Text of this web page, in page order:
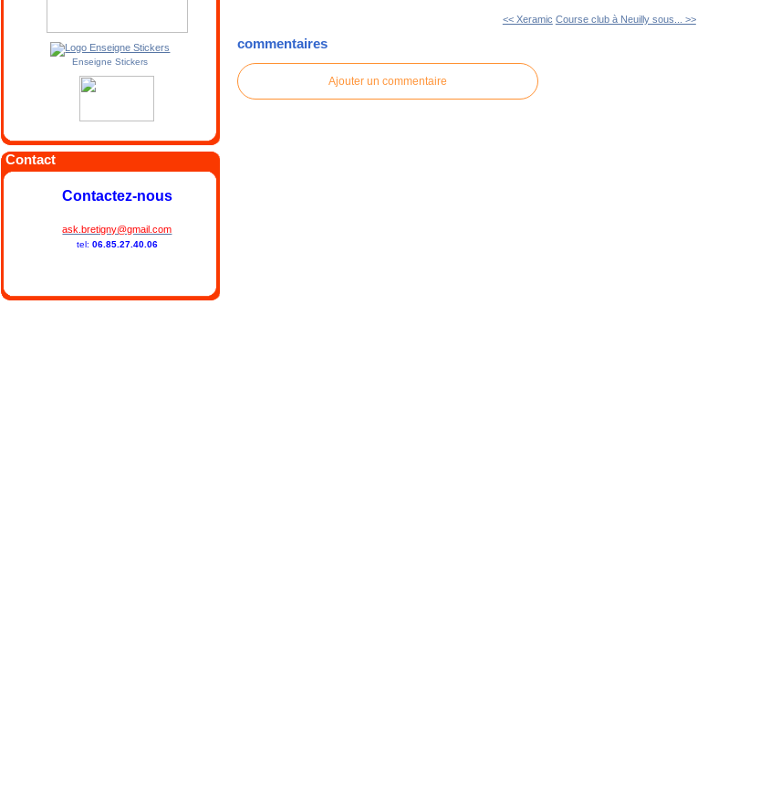
Enseigne Stickers
Contact
Contactez-nous
ask.bretigny@gmail.com
tel: 06.85.27.40.06
<< Xeramic Course club à Neuilly sous... >>
commentaires
Ajouter un commentaire